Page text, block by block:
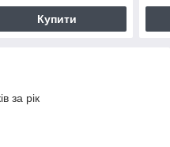
Купити
за рік